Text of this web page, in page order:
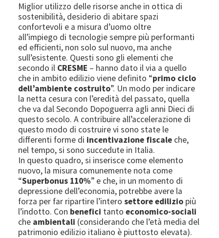
Miglior utilizzo delle risorse anche in ottica di
sostenibilità, desiderio di abitare spazi
confortevoli e a misura d’uomo oltre
all’impiego di tecnologie sempre più performanti
ed efficienti, non solo sul nuovo, ma anche
sull’esistente. Questi sono gli elementi che
secondo il CRESME – hanno dato il via a quello
che in ambito edilizio viene definito “primo ciclo
dell’ambiente costruito”. Un modo per indicare
la netta cesura con l’eredità del passato, quella
che va dal Secondo Dopoguerra agli anni Dieci di
questo secolo. A contribuire all’accelerazione di
questo modo di costruire vi sono state le
differenti forme di incentivazione fiscale che,
nel tempo, si sono succedute in Italia.
In questo quadro, si inserisce come elemento
nuovo, la misura comunemente nota come
“Superbonus 110%” e che, in un momento di
depressione dell’economia, potrebbe avere la
forza per far ripartire l’intero settore edilizio più
l’indotto. Con benefici tanto economico-sociali
che ambientali (considerando che l’età media del
patrimonio edilizio italiano è piuttosto elevata).